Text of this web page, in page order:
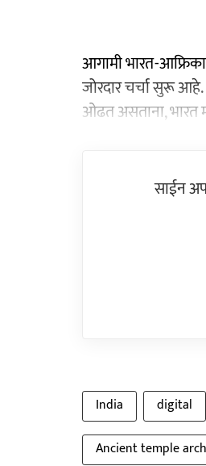
आगामी भारत-
जोरदार चर्चा सुरू
ओढत असताना, भारत
साईन
India digital
Ancient temple